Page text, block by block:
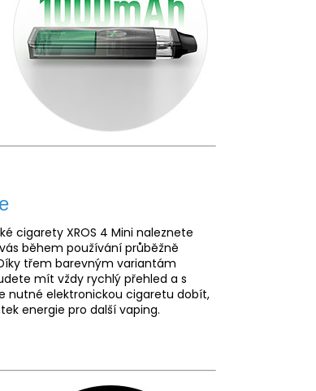
cigarety XROS 4 Mini naleznete
během používání průběžně
třem barevným variantám
mít vždy rychlý přehled a s
nutné elektronickou cigaretu dobít,
energie pro další vaping.